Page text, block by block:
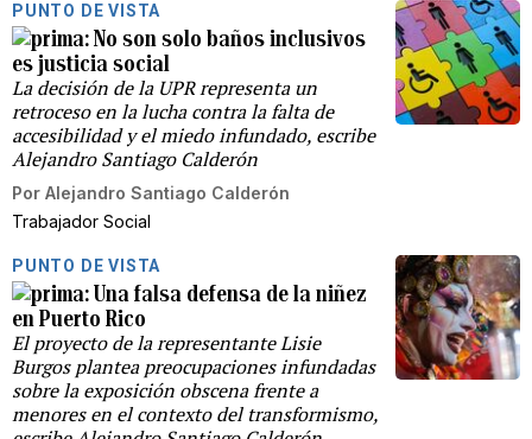
PUNTO DE VISTA
No son solo baños inclusivos
es justicia social
La decisión de la UPR representa un
retroceso en la lucha contra la falta de
accesibilidad y el miedo infundado, escribe
Alejandro Santiago Calderón
Por Alejandro Santiago Calderón
Trabajador Social
PUNTO DE VISTA
Una falsa defensa de la niñez
en Puerto Rico
El proyecto de la representante Lisie
Burgos plantea preocupaciones infundadas
sobre la exposición obscena frente a
menores en el contexto del transformismo,